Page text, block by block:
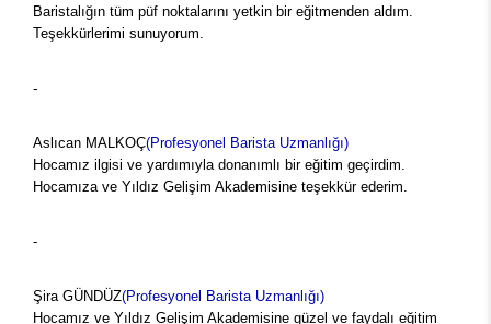
Baristalığın tüm püf noktalarını yetkin bir eğitmenden aldım.
Teşekkürlerimi sunuyorum.
-
Aslıcan MALKOÇ(Profesyonel Barista Uzmanlığı)
Hocamız ilgisi ve yardımıyla donanımlı bir eğitim geçirdim.
Hocamıza ve Yıldız Gelişim Akademisine teşekkür ederim.
-
Şira GÜNDÜZ(Profesyonel Barista Uzmanlığı)
Hocamız ve Yıldız Gelişim Akademisine güzel ve faydalı eğitim